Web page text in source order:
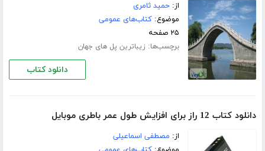
از:حمید ثامری
موضوع:کتاب‌های عمومی
۲۵ صفحه
برچسب‌ها: زیباترین پل های جهان
دانلود کتاب
دانلود کتاب 12 راز برای افزایش طول عمر باطری موبایل
از: مصطفی اسماعیلی